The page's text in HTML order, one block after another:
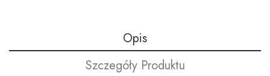
Opis
Szczegóły Produktu